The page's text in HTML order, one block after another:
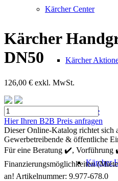
Kärcher Center
Kärcher
Mietgeräte
Kärcher
Kärcher
DN50
126,00 € exkl. MwSt.
Kärcher
Handgriff
gebogen
45°
DN50
Menge
Hier Ihren B2B Preis anfragen
Dieser Online-Katalog richtet sich
Gewerbetreibende & öffentliche
Für eine Beratung ✔️, Vorführung
Finanzierungsmöglichkeiten
an! Artikelnummer: 9.977-678.0